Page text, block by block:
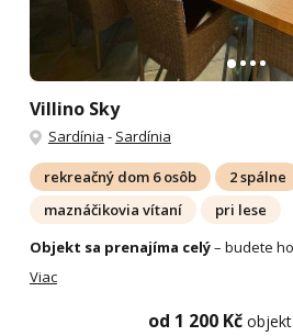
Villino Sky
Sardínia - Sardínia
rekreačný dom 6 osôb
2 spálne
maznáčikovia vítaní
pri lese
Objekt sa prenajíma celý– budete
Viac
od 1 200 Kč